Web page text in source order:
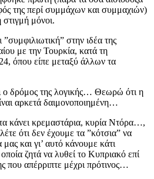
της περί συμμάχων και συμμαχιών)
στιγμή μόνοι.
”συμφιλιωτική” στην ιδέα της
με την Τουρκία, κατά τη
όπου είπε μεταξύ άλλων τα
ο δρόμος της λογικής… Θεωρώ ότι η
αρκετά δαιμονοποιημένη…
κάνει κρεμαστάρια, κυρία Ντόρα…,
ότι δεν έχουμε τα ”κότσια” να
και γι’ αυτό κάνουμε κάτι
ζητά να λυθεί το Κυπριακό επί
που απέρριπτε μέχρι πρότινος…